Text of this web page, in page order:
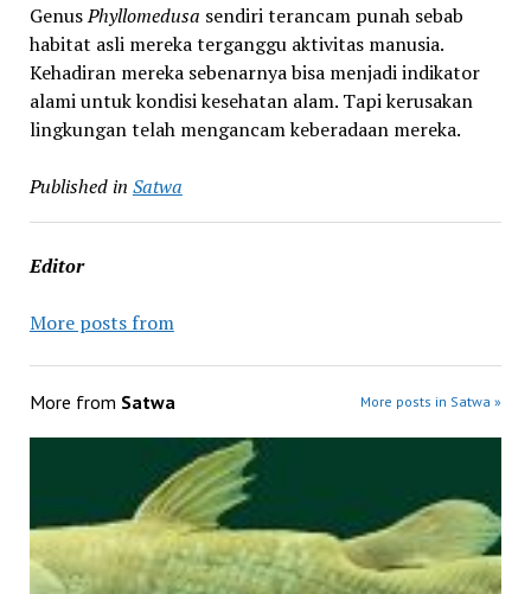
GenusPhyllomedusa sendiri terancam punah sebab
habitat asli mereka terganggu aktivitas manusia.
Kehadiran mereka sebenarnya bisa menjadi indikator
alami untuk kondisi kesehatan alam. Tapi kerusakan
lingkungan telah mengancam keberadaan mereka.
Published in Satwa
Editor
More posts from
More from Satwa More posts in Satwa »